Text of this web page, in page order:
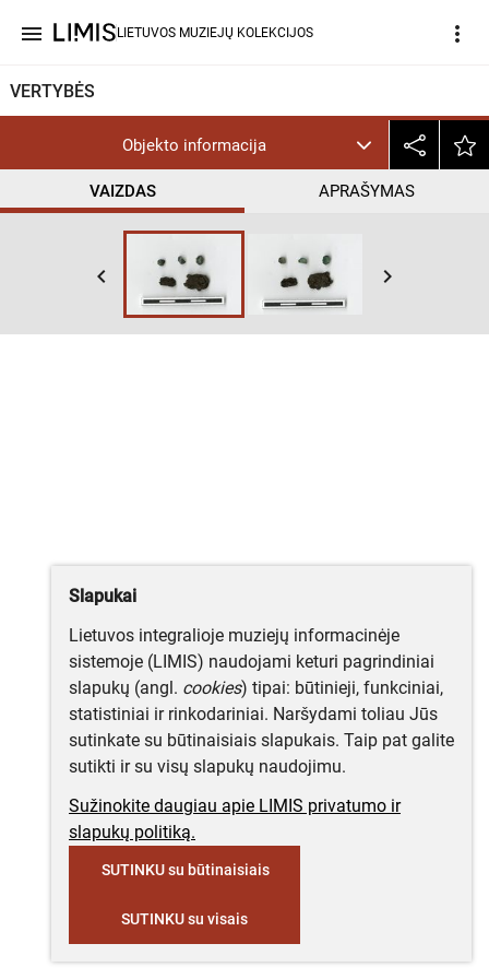
menu LIETUVOS MUZIEJŲ KOLEKCIJOS more_vert
VERTYBĖS
Objekto informacija
VAIZDAS APRAŠYMAS
keyboard_arrow_left keyboard_arrow_right
Slapukai
Lietuvos integralioje muziejų informacinėje
sistemoje (LIMIS) naudojami keturi pagrindiniai
slapukų (angl. cookies) tipai: būtinieji, funkciniai,
statistiniai ir rinkodariniai. Naršydami toliau Jūs
sutinkate su būtinaisiais slapukais. Taip pat galite
sutikti ir su visų slapukų naudojimu.
Sužinokite daugiau apie LIMIS privatumo ir
slapukų politiką.
SUTINKU su būtinaisiais
SUTINKU su visais